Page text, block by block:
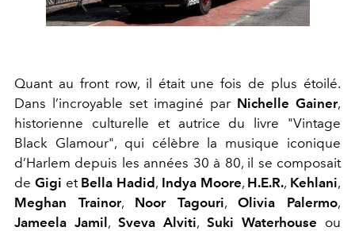
Quant au front row, il était une fois de plus étoilé.
Dans l’incroyable set imaginé par Nichelle Gainer,
historienne culturelle et autrice du livre "Vintage
Black Glamour", qui célèbre la musique iconique
d’Harlem depuis les années 30 à 80, il se composait
de Gigi et Bella Hadid, Indya Moore, H.E.R., Kehlani,
Meghan Trainor, Noor Tagouri,Olivia Palermo,
Jameela Jamil, Sveva Alviti, Suki Waterhouse ou